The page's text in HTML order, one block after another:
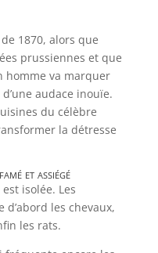
1870, alors que
prussiennes et que
homme va marquer
audace inouïe.
du célèbre
la détresse
et assiégé
isolée. Les
d’abord les chevaux,
les rats.